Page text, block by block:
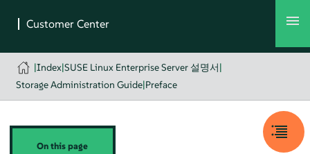
|Index|SUSE Linux Enterprise Server 설명서|
Storage Administration Guide|Preface
On this page